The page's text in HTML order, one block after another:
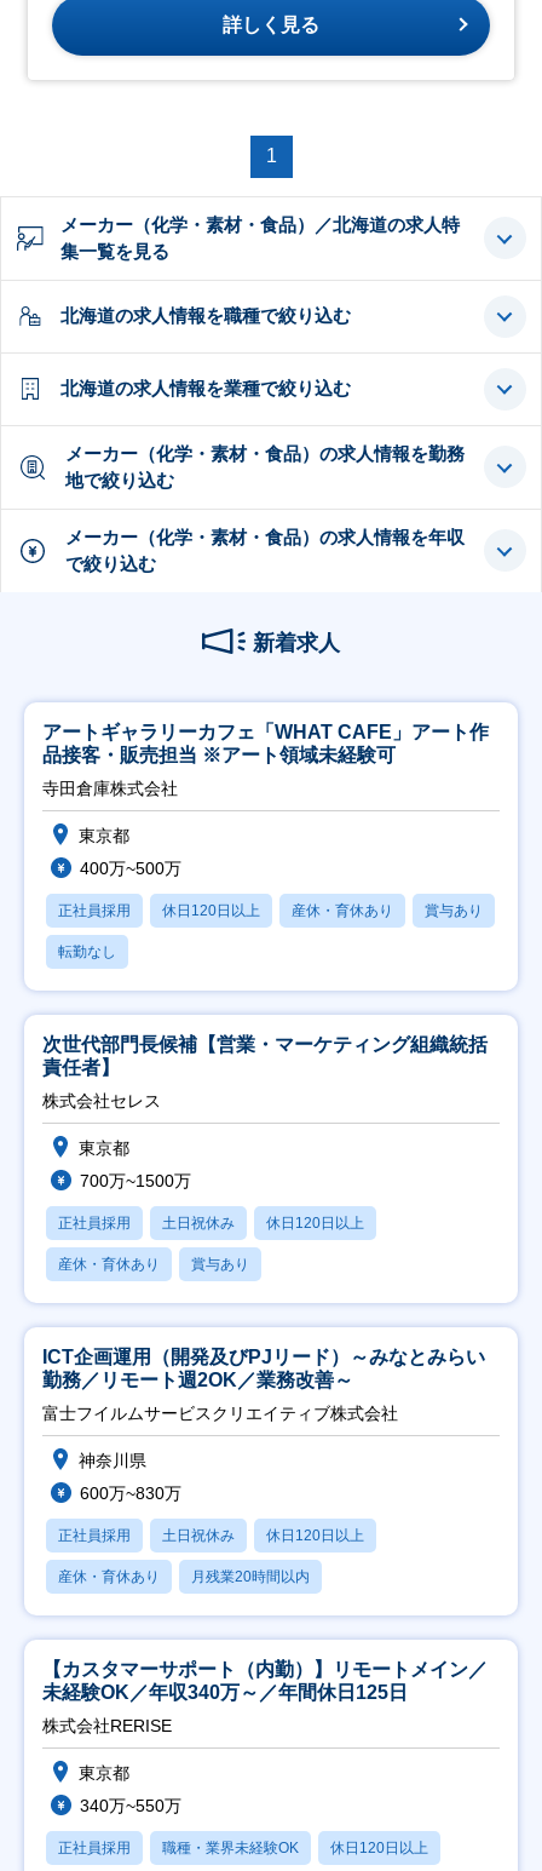
詳しく見る
1
メーカー（化学・素材・食品）／北海道の求人特
集一覧を見る
北海道の求人情報を職種で絞り込む
北海道の求人情報を業種で絞り込む
メーカー（化学・素材・食品）の求人情報を勤務
地で絞り込む
メーカー（化学・素材・食品）の求人情報を年収
で絞り込む
新着求人
アートギャラリーカフェ「WHAT CAFE」アート作
品接客・販売担当 ※アート領域未経験可
寺田倉庫株式会社
東京都
400万~500万
正社員採用 休日120日以上 産休・育休あり 賞与あり
転勤なし
次世代部門長候補【営業・マーケティング組織統括
責任者】
株式会社セレス
東京都
700万~1500万
正社員採用 土日祝休み 休日120日以上
産休・育休あり 賞与あり
ICT企画運用（開発及びPJリード）～みなとみらい
勤務／リモート週2OK／業務改善～
富士フイルムサービスクリエイティブ株式会社
神奈川県
600万~830万
正社員採用 土日祝休み 休日120日以上
産休・育休あり 月残業20時間以内
【カスタマーサポート（内勤）】リモートメイン／
未経験OK／年収340万～／年間休日125日
株式会社RERISE
東京都
340万~550万
正社員採用 職種・業界未経験OK 休日120日以上